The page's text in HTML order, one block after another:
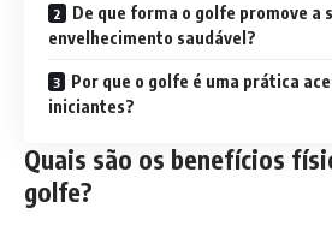
De que forma o golfe promove a
envelhecimento saudável?
Por que o golfe é uma prática
iniciantes?
Quais são os benefícios
golfe?